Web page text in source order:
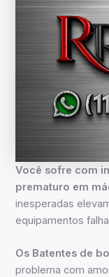
Você sofre com
prematuro em
inesperadas
equipamentos
Os Batentes de
problema com